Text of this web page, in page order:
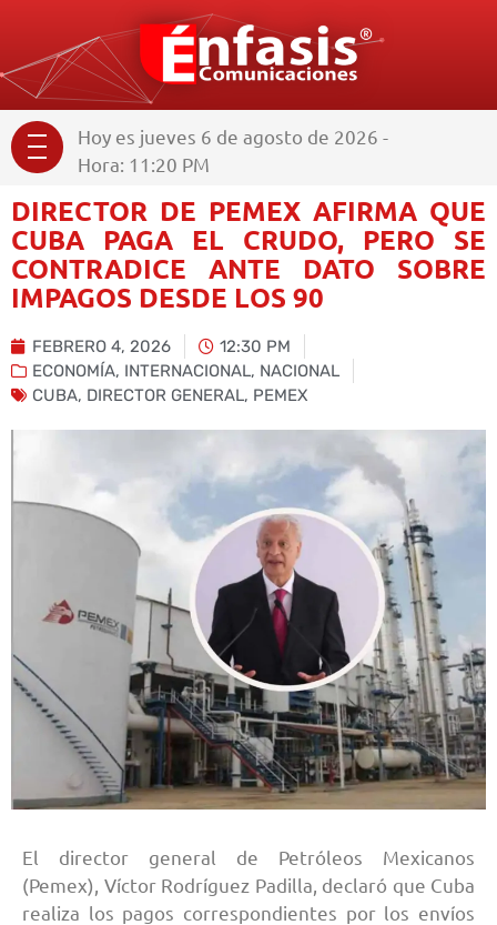
Hoy es jueves 6 de agosto de 2026 -
Hora: 11:20 PM
DIRECTOR DE PEMEX AFIRMA QUE
CUBA PAGA EL CRUDO, PERO SE
CONTRADICE ANTE DATO SOBRE
IMPAGOS DESDE LOS 90
FEBRERO 4, 2026
12:30 PM
ECONOMÍA, INTERNACIONAL, NACIONAL
CUBA, DIRECTOR GENERAL, PEMEX
El director general de Petróleos Mexicanos
(Pemex), Víctor Rodríguez Padilla, declaró que Cuba
realiza los pagos correspondientes por los envíos